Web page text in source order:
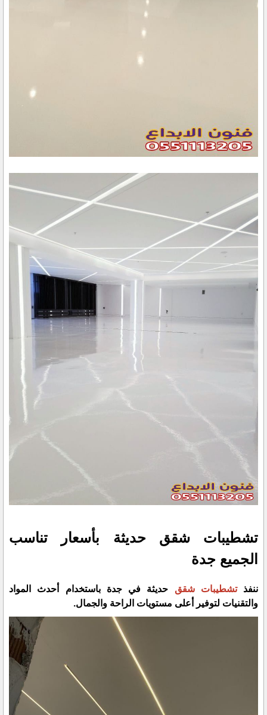
تشطيبات شقق حديثة بأسعار تناسب
الجميع جدة
ننفذ تشطيبات شقق حديثة في جدة باستخدام أحدث المواد
والتقنيات لتوفير أعلى مستويات الراحة والجمال.